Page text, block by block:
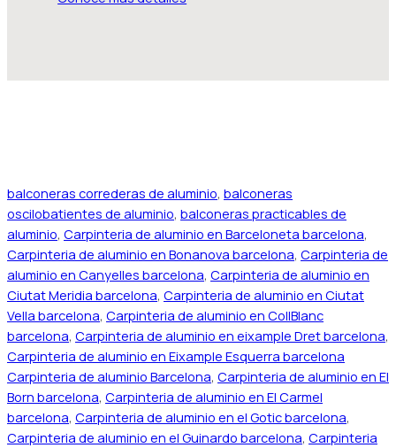
balconeras correderas de aluminio, balconeras
oscilobatientes de aluminio, balconeras practicables de
aluminio, Carpinteria de aluminio en Barceloneta barcelona,
Carpinteria de aluminio en Bonanova barcelona, Carpinteria de
aluminio en Canyelles barcelona, Carpinteria de aluminio en
Ciutat Meridia barcelona, Carpinteria de aluminio en Ciutat
Vella barcelona, Carpinteria de aluminio en CollBlanc
barcelona, Carpinteria de aluminio en eixample Dret barcelona,
Carpinteria de aluminio en Eixample Esquerra barcelona
Carpinteria de aluminio Barcelona, Carpinteria de aluminio en El
Born barcelona, Carpinteria de aluminio en El Carmel
barcelona, Carpinteria de aluminio en el Gotic barcelona,
Carpinteria de aluminio en el Guinardo barcelona, Carpinteria